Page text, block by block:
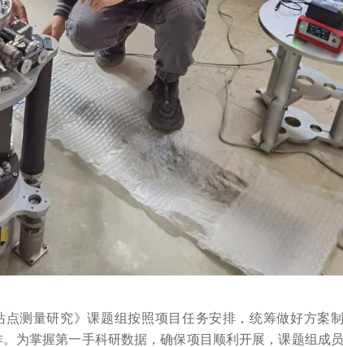
测量研究》课题组按照项目任务安排，统筹做好方案制
为掌握第一手科研数据，确保项目顺利开展，课题组成员